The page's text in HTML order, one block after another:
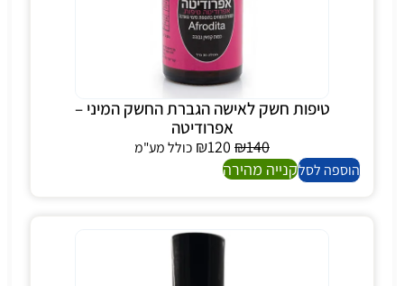
טיפות חשק לאישה הגברת החשק המיני –
אפרודיטה
₪140
₪120
כולל מע"מ
הוספה לסלקנייה מהירה